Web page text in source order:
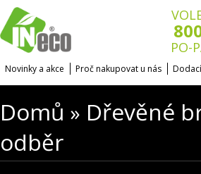
PO-
Novinky a akce Proč nakupovat u nás
Domů » Dřevěné
odběr